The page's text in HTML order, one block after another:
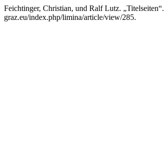
Feichtinger, Christian, und Ralf Lutz. „Titelseiten“.
graz.eu/index.php/limina/article/view/285.